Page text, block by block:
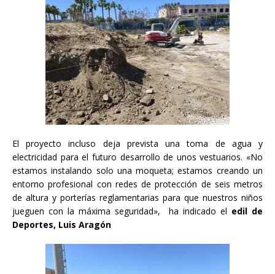
El proyecto incluso deja prevista una toma de agua y
electricidad para el futuro desarrollo de unos vestuarios. «No
estamos instalando solo una moqueta; estamos creando un
entorno profesional con redes de protección de seis metros
de altura y porterías reglamentarias para que nuestros niños
jueguen con la máxima seguridad», ha indicado el edil de
Deportes, Luis Aragón